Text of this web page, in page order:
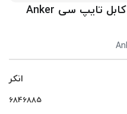
شارژر فندکی انکر 75 وات با کابل تایپ سی Anker
انکر